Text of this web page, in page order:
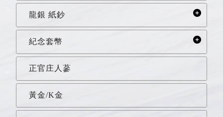
龍銀 紙鈔
紀念套幣
正官庄人蔘
黃金/K金